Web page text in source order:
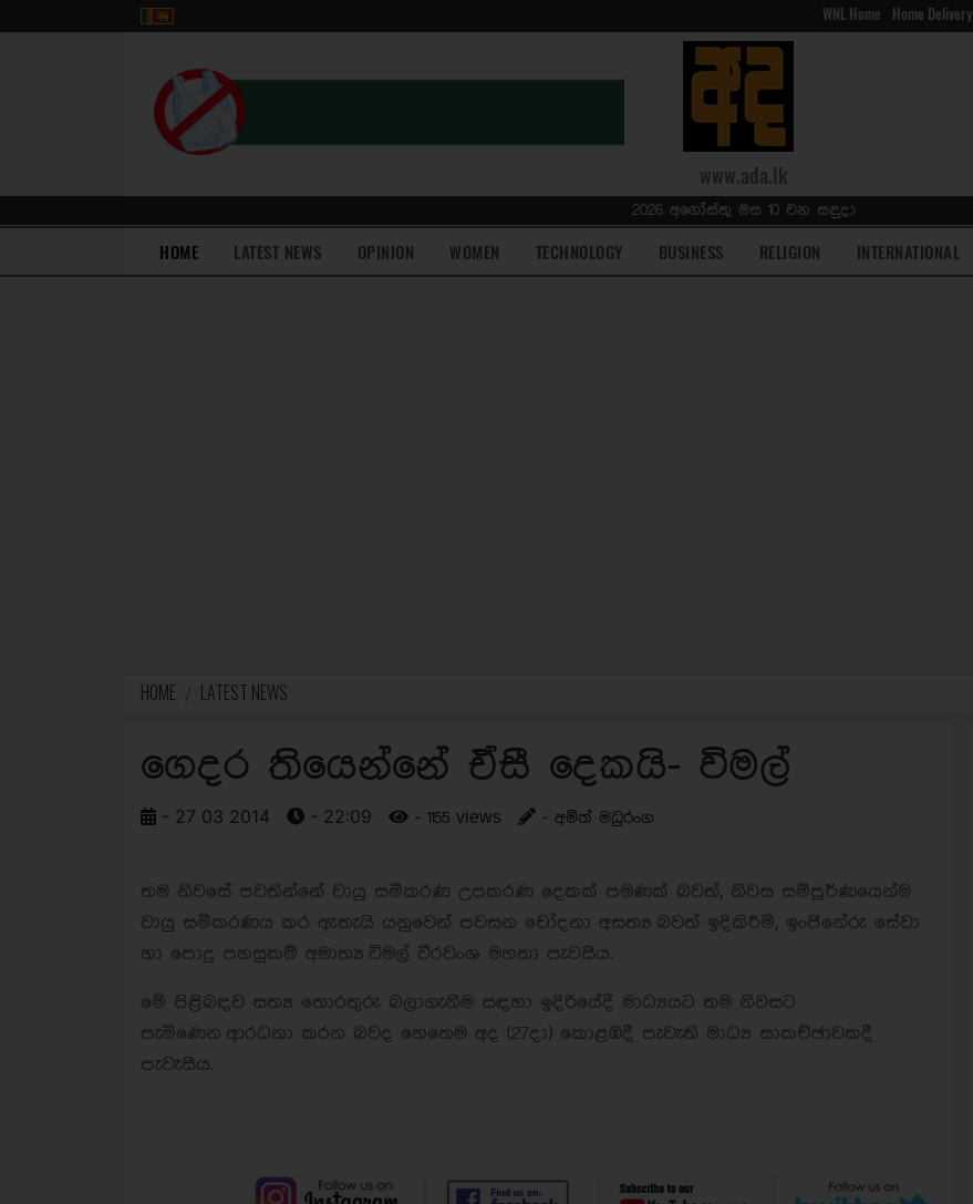
WNL Home Home Delivery
www.ada.lk
2026 අගෝස්තු මස 10 වන සඳුදා
HOME(current)LATEST NEWS OPINION WOMEN TECHNOLOGY BUSINESS RELIGION INTERNATIONAL
HOME LATEST NEWS
ගෙදර තියෙන්නේ ඒසී දෙකයි- විමල්
- 27 03 2014 - 22:09 - 1155 views - අම්ත් මධුරංග
තම නිවසේ පවතින්නේ වායු සමීකරණ උපකරණ දෙකක් පමණක් බවත්, නිවස සම්පූර්ණයෙන්ම
වායු සමීකරණය කර ඇතැයි යනුවෙන් පවසන චෝදනා අසත්‍ය බවත් ඉදිකිරීම්, ඉංජිනේරු සේවා
හා පොදු පහසුකම් අමාත්‍ය විමල් වීරවංශ මහතා පැවසීය.
මේ පිළිබඳව සත්‍ය තොරතුරු බලාගැනීම සඳහා ඉදිරියේදී මාධ්‍යයට තම නිවසට
පැමිණෙන ආරධනා කරන බවද හෙතෙම අද (27දා) කොළඹදී පැවැති මාධ්‍ය සාකච්ඡාවකදී
පැවැසීය.